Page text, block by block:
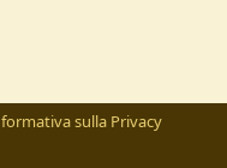
sulla Privacy